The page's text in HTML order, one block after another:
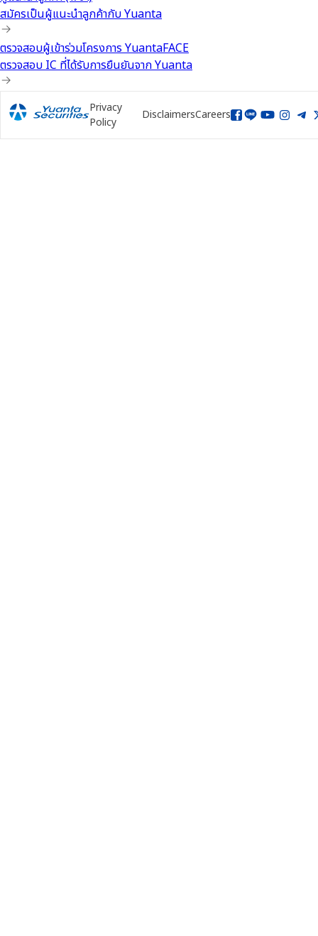
สมัครเป็นผู้แนะนำลูกค้ากับ Yuanta
ตรวจสอบผู้เข้าร่วมโครงการ YuantaFACE
ตรวจสอบ IC ที่ได้รับการยืนยันจาก Yuanta
Privacy
Policy
DisclaimersCareers